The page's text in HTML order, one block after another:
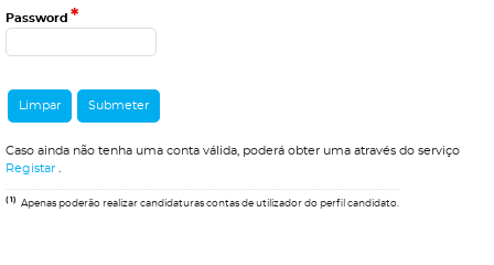
Password *
Caso ainda não tenha uma conta válida, poderá obter uma através do serviço
Registar
(1) Apenas poderão realizar candidaturas contas de utilizador do perfil candidato.